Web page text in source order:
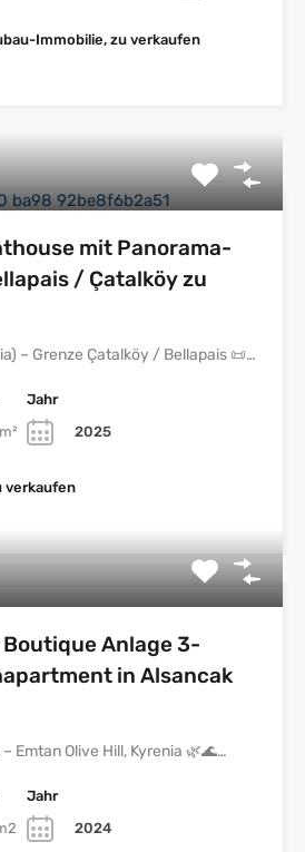
Immobilie, zu verkaufen
mit Panorama-
/ Çatalköy zu
– Grenze Çatalköy / Bellapais 📜…
m²
Jahr
2025
verkaufen
Boutique Anlage 3-
in Alsancak
Emtan Olive Hill, Kyrenia 🌿🌊…
Jahr
2024